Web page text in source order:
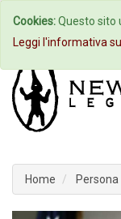
Home
Home Persona
Cookies:Questo sito
Leggi l'informativa